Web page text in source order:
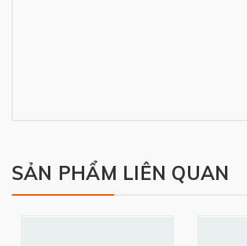
SẢN PHẨM LIÊN QUAN